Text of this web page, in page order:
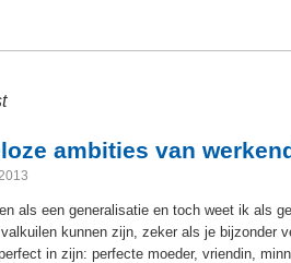
ambities van
als een generalisatie en toch weet ik als
kunnen zijn, zeker als je bijzonder
in zijn: perfecte moeder, vriendin,